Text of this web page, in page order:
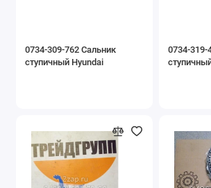
0734-309-762 Сальник
ступичный Hyundai
0734-319-